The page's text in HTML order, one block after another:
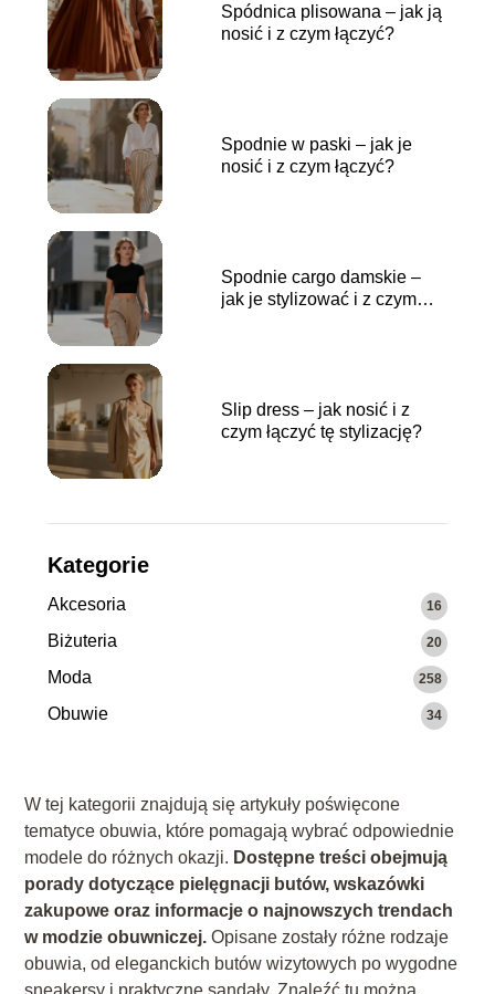
Spódnica plisowana – jak ją
nosić i z czym łączyć?
Spodnie w paski – jak je
nosić i z czym łączyć?
Spodnie cargo damskie –
jak je stylizować i z czym
Slip dress – jak nosić i z
czym łączyć tę stylizację?
Kategorie
Akcesoria 16
Biżuteria 20
Moda 258
Obuwie 34
W tej kategorii znajdują się artykuły poświęcone
tematyce obuwia, które pomagają wybrać odpowiednie
modele do różnych okazji. Dostępne treści obejmują
porady dotyczące pielęgnacji butów, wskazówki
zakupowe oraz informacje o najnowszych trendach
w modzie obuwniczej. Opisane zostały różne rodzaje
obuwia, od eleganckich butów wizytowych po wygodne
sneakersy i praktyczne sandały. Znaleźć tu można